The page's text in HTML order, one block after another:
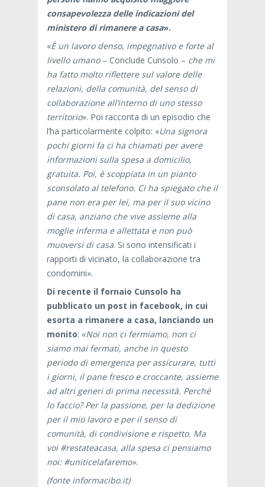
consapevolezza delle indicazioni del
ministero di rimanere a casa».
«È un lavoro denso, impegnativo e forte al
livello umano– Conclude Cunsolo – che mi
ha fatto molto riflettere sul valore delle
relazioni, della comunità, del senso di
collaborazione all’interno di uno stesso
territorio». Poi racconta di un episodio che
l’ha particolarmente colpito: «Una signora
pochi giorni fa ci ha chiamati per avere
informazioni sulla spesa a domicilio,
gratuita. Poi, è scoppiata in un pianto
sconsolato al telefono. Ci ha spiegato che il
pane non era per lei, ma per il suo vicino
di casa, anziano che vive assieme alla
moglie inferma e allettata e non può
muoversi di casa. Si sono intensificati i
rapporti di vicinato, la collaborazione tra
condomini».
Di recente il fornaio Cunsolo ha
pubblicato un post in facebook, in cui
esorta a rimanere a casa, lanciando un
monito: «Noi non ci fermiamo, non ci
siamo mai fermati, anche in questo
periodo di emergenza per assicurare, tutti
i giorni, il pane fresco e croccante, assieme
ad altri generi di prima necessità. Perché
lo faccio? Per la passione, per la dedizione
per il mio lavoro e per il senso di
comunità, di condivisione e rispetto. Ma
voi #restateacasa, alla spesa ci pensiamo
noi: #uniticelafaremo».
(fonte informacibo.it)